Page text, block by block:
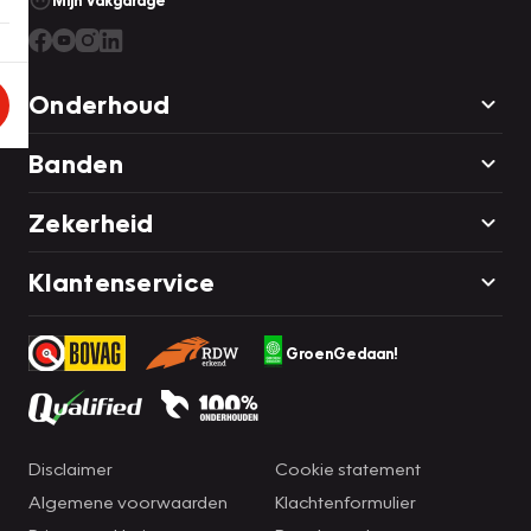
Onderhoud
Banden
Zekerheid
Klantenservice
GroenGedaan!
Disclaimer
Algemene voorwaarden
Cookie statement
Klachtenformulier